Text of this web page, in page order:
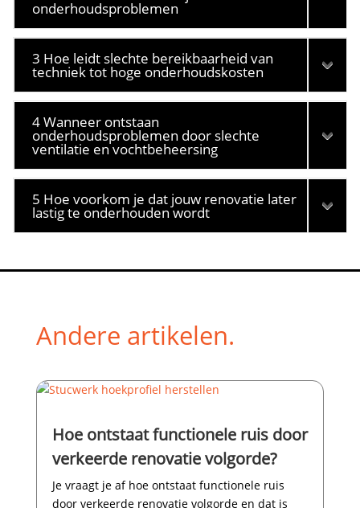
onderhoudsproblemen
3 Hoe leidt slechte bereikbaarheid van
techniek tot hoge onderhoudskosten
4 Wanneer ontstaan
onderhoudsproblemen door slechte
ventilatie en vochtbeheersing
5 Hoe voorkom je dat jouw renovatie later
lastig te onderhouden wordt
Andere artikelen.
Hoe ontstaat functionele ruis door
verkeerde renovatie volgorde?
Je vraagt je af hoe ontstaat functionele ruis
door verkeerde renovatie volgorde en dat is